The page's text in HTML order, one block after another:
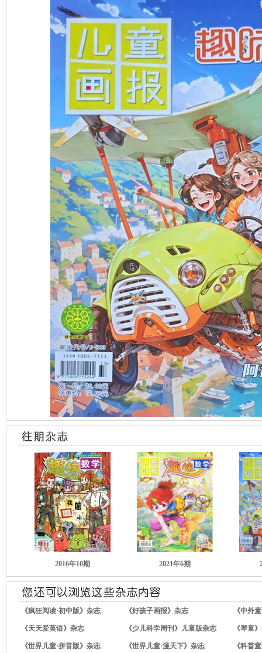
2016年10期 2021年6期
《疯狂阅读·初中版》杂志 《好孩子画报》杂志 《中外
《天天爱英语》杂志 《少儿科学周刊》儿童版杂志 《琴童
《世界儿童·拼音版》杂志 《世界儿童·漫天下》杂志 《科普